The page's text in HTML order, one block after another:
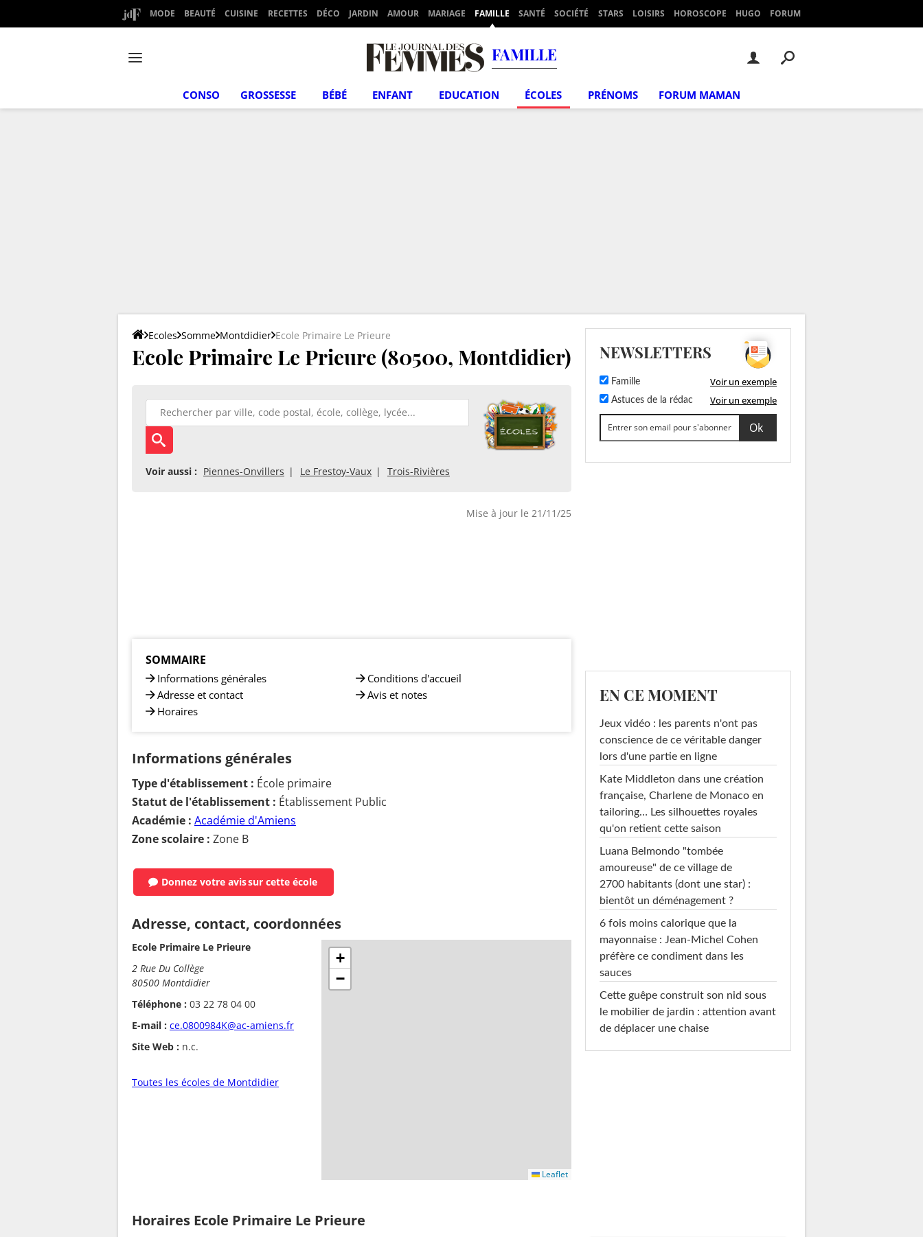
MODE BEAUTÉ CUISINE RECETTES DÉCO JARDIN AMOUR MARIAGE FAMILLE SANTÉ SOCIÉTÉ STARS LOISIRS HOROSCOPE HUGO FORUM
FAMILLE
CONSO GROSSESSE BÉBÉ ENFANT EDUCATION ÉCOLES PRÉNOMS FORUM MAMAN
Ecoles Somme Montdidier Ecole Primaire Le Prieure
Ecole Primaire Le Prieure (80500, Montdidier)
Voir aussi : Piennes-Onvillers Le Frestoy-Vaux Trois-Rivières
Mise à jour le 21/11/25
SOMMAIRE
Informations générales
Adresse et contact
Horaires
Conditions d'accueil
Avis et notes
Informations générales
Type d'établissement : École primaire
Statut de l'établissement : Établissement Public
Académie : Académie d'Amiens
Zone scolaire : Zone B
Donnez votre avissur cette école
Adresse, contact, coordonnées
Ecole Primaire Le Prieure
2 Rue Du Collège
80500 Montdidier
Téléphone : 03 22 78 04 00
E-mail : ce.0800984K@ac-amiens.fr
Site Web : n.c.
Toutes les écoles de Montdidier
+
−
Leaflet
Horaires Ecole Primaire Le Prieure
NEWSLETTERS
Famille Voir un exemple
Astuces de la rédac Voir un exemple
EN CE MOMENT
Jeux vidéo : les parents n'ont pas
conscience de ce véritable danger
lors d'une partie en ligne
Kate Middleton dans une création
française, Charlene de Monaco en
tailoring… Les silhouettes royales
qu'on retient cette saison
Luana Belmondo "tombée
amoureuse" de ce village de
2700 habitants (dont une star) :
bientôt un déménagement ?
6 fois moins calorique que la
mayonnaise : Jean-Michel Cohen
préfère ce condiment dans les
sauces
Cette guêpe construit son nid sous
le mobilier de jardin : attention avant
de déplacer une chaise